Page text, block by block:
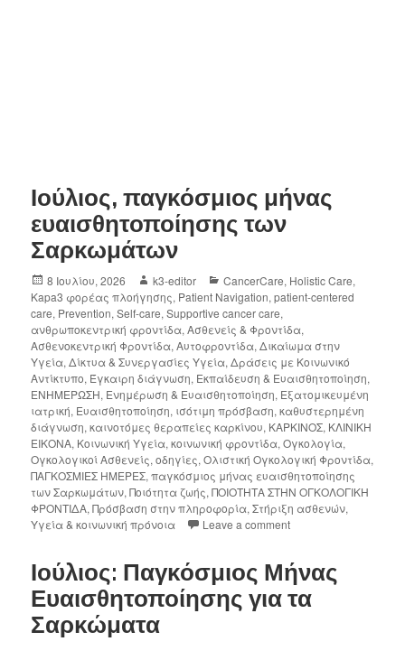
Ιούλιος, παγκόσμιος μήνας
ευαισθητοποίησης των
Σαρκωμάτων
8 Ιουλίου, 2026 k3-editor CancerCare, Holistic Care,
Kapa3 φορέας πλοήγησης, Patient Navigation,patient-centered
care, Prevention,Self-care,Supportive cancer care,
ανθρωποκεντρική φροντίδα,Ασθενείς & Φροντίδα,
Ασθενοκεντρική Φροντίδα,Αυτοφροντίδα,Δικαίωμα στην
Υγεία,Δίκτυα & Συνεργασίες Υγεία,Δράσεις με Κοινωνικό
Αντίκτυπο, Έγκαιρη διάγνωση, Εκπαίδευση & Ευαισθητοποίηση,
ΕΝΗΜΕΡΩΣΗ, Ενημέρωση & Ευαισθητοποίηση, Εξατομικευμένη
ιατρική, Ευαισθητοποίηση, ισότιμη πρόσβαση,καθυστερημένη
διάγνωση,καινοτόμες θεραπείες καρκίνου, ΚΑΡΚΙΝΟΣ, ΚΛΙΝΙΚΗ
ΕΙΚΟΝΑ, Κοινωνική Υγεία,κοινωνική φροντίδα,Ογκολογία,
Ογκολογικοί Ασθενείς,οδηγίες,Ολιστική Ογκολογική Φροντίδα,
ΠΑΓΚΟΣΜΙΕΣ ΗΜΕΡΕΣ,παγκόσμιος μήνας ευαισθητοποίησης
των Σαρκωμάτων,Ποιότητα ζωής,ΠΟΙΟΤΗΤΑ ΣΤΗΝ ΟΓΚΟΛΟΓΙΚΗ
ΦΡΟΝΤΙΔΑ,Πρόσβαση στην πληροφορία,Στήριξη ασθενών,
Υγεία & κοινωνική πρόνοια
Leave a comment
Ιούλιος: Παγκόσμιος Μήνας
Ευαισθητοποίησης για τα
Σαρκώματα